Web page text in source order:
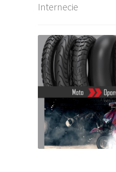
Internecie